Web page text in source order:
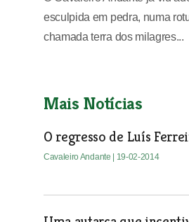
esculpida em pedra, numa
chamada terra dos milagres...
Mais Notícias
O regresso de Luís
Cavaleiro Andante | 19-02-2014